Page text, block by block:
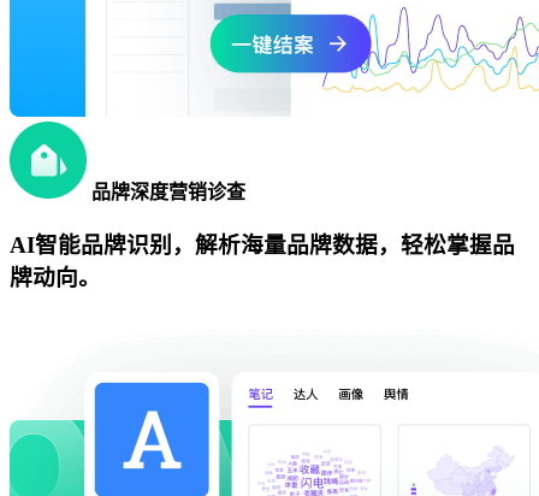
品牌深度营销诊查
AI智能品牌识别，解析海量品牌数据，轻松掌握品
牌动向。